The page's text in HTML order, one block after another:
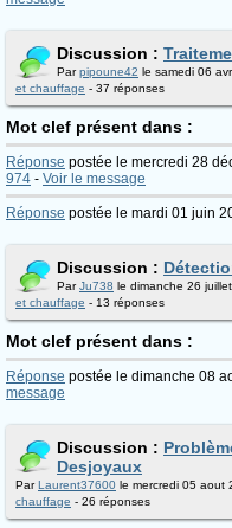
Discussion :
Parpipoune42 le samedi 06
et chauffage - 37 réponses
Mot clef présent dans :
Réponse postée le mercredi 28
974 - Voir le message
Réponse postée le mardi 01 juin
Discussion :
ParJu738 le dimanche 26
et chauffage - 13 réponses
Mot clef présent dans :
Réponse postée le dimanche 08
message
Discussion :
Desjoyaux
ParLaurent37600 le mercredi 05 aout
chauffage - 26 réponses